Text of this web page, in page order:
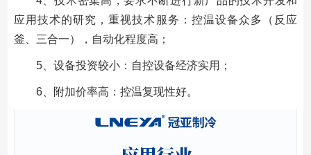
应用技术的研究，重视技术服务：控温设备众多（反应
釜、三合一），自动化程度高；
5、设备投资较小：自控设备经济实用；
6、附加价率高：控温复现性好。